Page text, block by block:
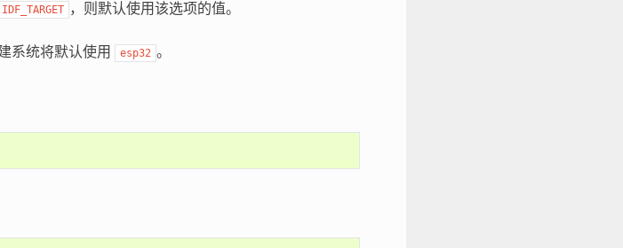
IDF_TARGET ，则默认使用该选项的值。
系统将默认使用 esp32 。